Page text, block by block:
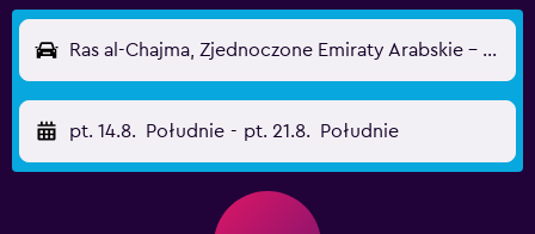
Ras al-Chajma, Zjednoczone Emiraty Arabskie - Ras Al Khaimah (RKT)
pt. 14.8. Południe - pt. 21.8. Południe